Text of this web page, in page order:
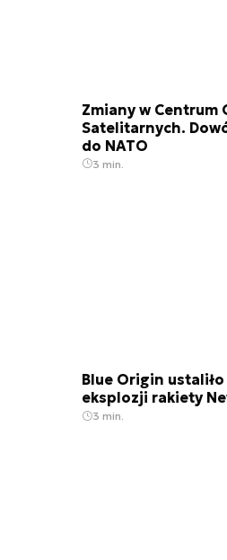
Zmiany w Centrum
Satelitarnych.
do NATO
3 min.
Blue Origin
eksplozji rakiety
3 min.